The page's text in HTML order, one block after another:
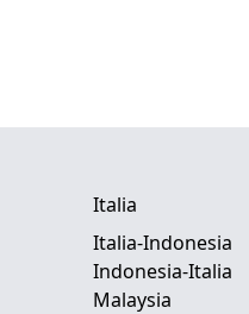
Italia
Italia-Indonesia
Indonesia-Italia
Malaysia